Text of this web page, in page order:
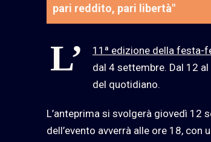
pari reddito, pari libertà"
L’ 11ª edizione della festa-
dal 4 settembre. Dal 12
del quotidiano.
L’anteprima si svolgerà giovedì 12
dell’evento avverrà alle ore 18, con